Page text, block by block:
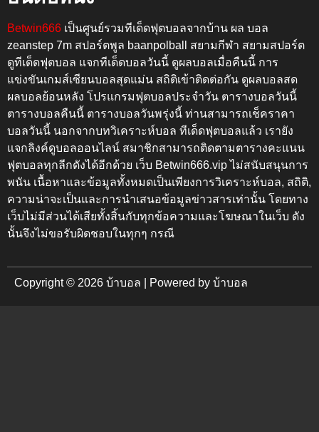
Betwin666 เป็นศูนย์รวมทีเด็ดฟุตบอลจากบ้าน ผล บอล
zeanstep 7m สปอร์ตพูล baanpolball สยามกีฬา สยามสปอร์ต
ดูทีเด็ดฟุตบอล แจกทีเด็ดบอลวันนี้ ดูผลบอลเมื่อคืนนี้ การ
แข่งขันเกมส์เซียนบอลสุดแม่น สถิติเข้าติดต่อกัน ดูผลบอลสด
ผลบอลย้อนหลัง โปรแกรมฟุตบอลประจำวัน ตารางบอลวันนี้
ตารางบอลคืนนี้ ตารางบอลวันพรุ่งนี้ ท่านสามารถเช็คราคา
บอลวันนี้ นอกจากบทวิเคราะห์บอล ทีเด็ดฟุตบอลแล้ว เรายัง
แจกลิงค์ดูบอลออนไลน์ สมาชิกสามารถติดตามตารางคะแนน
ฟุตบอลทุกลีกดังได้อีกด้วย เว็บ Betwin666.vipไม่สนับสนุนการ
พนัน เนื้อหาและข้อมูลทั้งหมดเป็นเพียงการวิเคราะห์บอล, สถิติ,
ความน่าจะเป็นและการนำเสนอข้อมูลข่าวสารเท่านั้น โดยทาง
เว็บไม่มีส่วนได้เสียทั้งสิ้นกับทุกข้อความและโฆษณาในเว็บ ดัง
นั้นจึงไม่ขอรับผิดชอบในทุกๆ กรณี
Copyright © 2026 บ้าบอล | Powered by บ้าบอล